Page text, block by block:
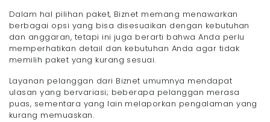
Dalam hal pilihan paket, Biznet memang menawarkan
berbagai opsi yang bisa disesuaikan dengan kebutuhan
dan anggaran, tetapi ini juga berarti bahwa Anda perlu
memperhatikan detail dan kebutuhan Anda agar tidak
memilih paket yang kurang sesuai.
Layanan pelanggan dari Biznet umumnya mendapat
ulasan yang bervariasi; beberapa pelanggan merasa
puas, sementara yang lain melaporkan pengalaman yang
kurang memuaskan.